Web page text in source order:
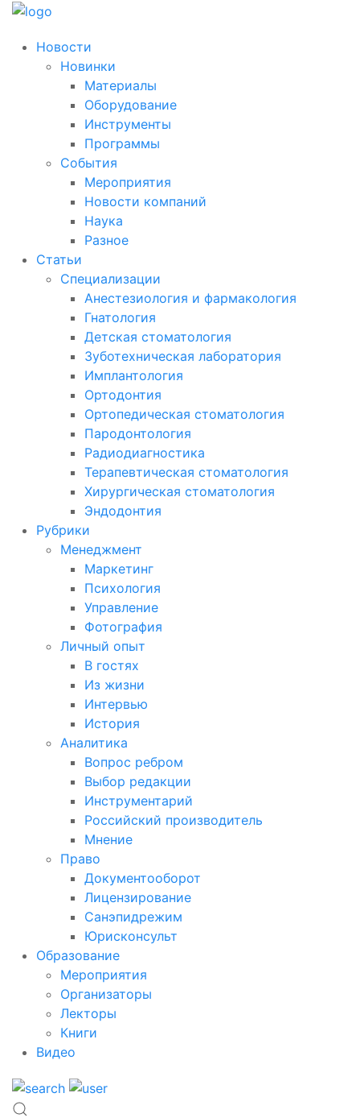
Новости
Новинки
Материалы
Оборудование
Инструменты
Программы
События
Мероприятия
Новости компаний
Наука
Разное
Статьи
Специализации
Анестезиология и фармакология
Гнатология
Детская стоматология
Зуботехническая лаборатория
Имплантология
Ортодонтия
Ортопедическая стоматология
Пародонтология
Радиодиагностика
Терапевтическая стоматология
Хирургическая стоматология
Эндодонтия
Рубрики
Менеджмент
Маркетинг
Психология
Управление
Фотография
Личный опыт
В гостях
Из жизни
Интервью
История
Аналитика
Вопрос ребром
Выбор редакции
Инструментарий
Российский производитель
Мнение
Право
Документооборот
Лицензирование
Санэпидрежим
Юрисконсульт
Образование
Мероприятия
Организаторы
Лекторы
Книги
Видео